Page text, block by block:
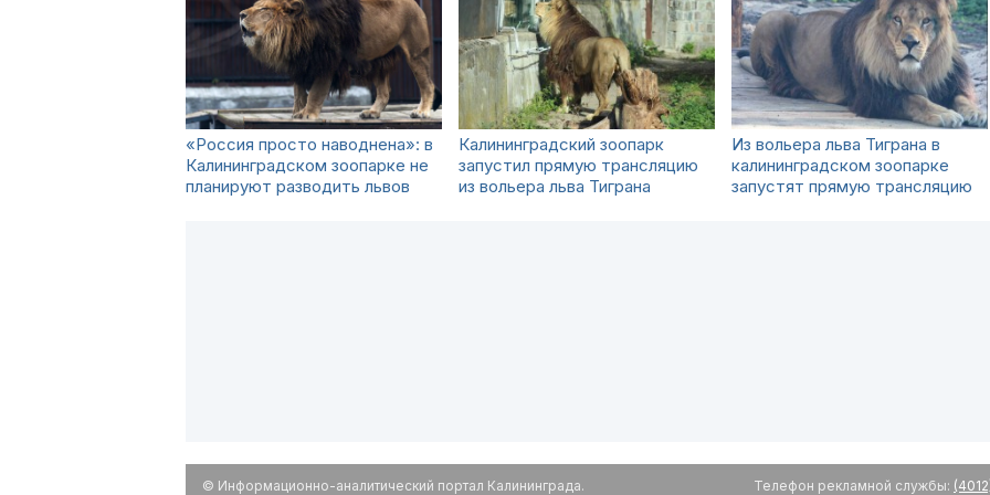
«Россия просто наводнена»: в
Калининградском зоопарке не
планируют разводить львов
Калининградский зоопарк
запустил прямую трансляцию
из вольера льва Тиграна
Из вольера льва Тиграна в
калининградском зоопарке
запустят прямую трансляцию
© Информационно-аналитический портал Калининграда.
Телефон рекламной службы: